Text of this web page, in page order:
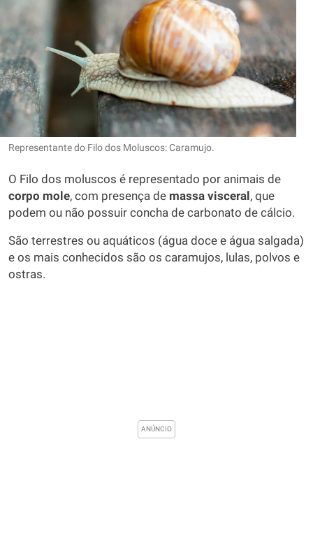
Representante do Filo dos Moluscos: Caramujo.
O Filo dos moluscos é representado por animais de
corpo mole, com presença de massa visceral , que
podem ou não possuir concha de carbonato de cálcio.
São terrestres ou aquáticos (água doce e água salgada)
e os mais conhecidos são os caramujos, lulas, polvos e
ostras.